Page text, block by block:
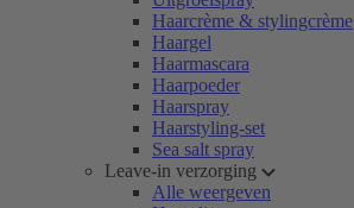
Haarcrème & stylingcrème
Haargel
Haarmascara
Haarpoeder
Haarspray
Haarstyling-set
Sea salt spray
Leave-in verzorging
Alle weergeven